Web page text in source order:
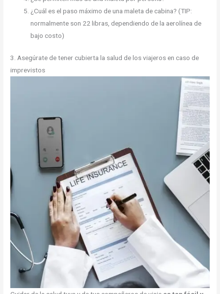
¿Cuál es el paso máximo de una maleta de cabina? (TIP:
normalmente son 22 libras, dependiendo de la aerolínea de
bajo costo)
3. Asegúrate de tener cubierta la salud de los viajeros en caso de
imprevistos